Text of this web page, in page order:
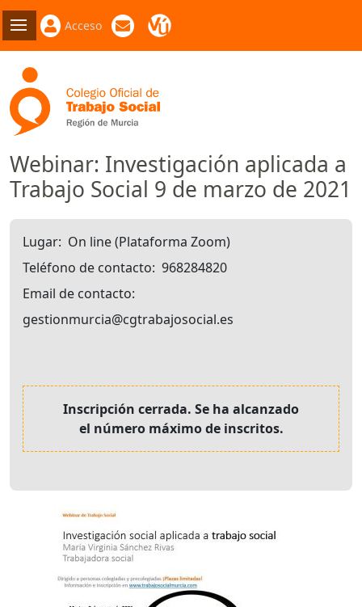
Acceso
Webinar: Investigación aplicada a
Trabajo Social 9 de marzo de 2021
Lugar On line (Plataforma Zoom)
Teléfono de contacto 968284820
Email de contacto
gestionmurcia@cgtrabajosocial.es
Inscripción cerrada. Se ha alcanzado
el número máximo de inscritos.